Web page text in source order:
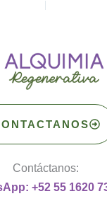
Contáctanos:
+52 55 1620